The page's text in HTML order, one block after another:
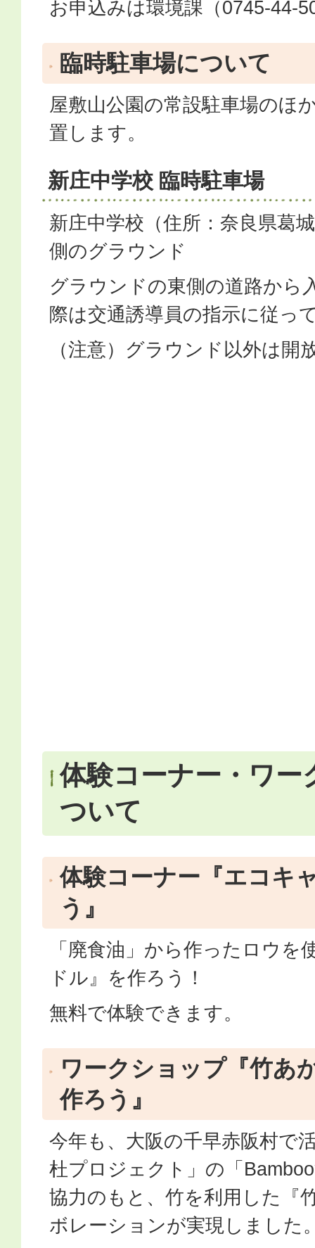
お申込みは環境課（0745-44-
臨時駐車場について
屋敷山公園の常設駐車場のほ
置します。
新庄中学校 臨時駐車場
新庄中学校（住所：奈良県葛
側のグラウンド
グラウンドの東側の道路から
際は交通誘導員の指示に従っ
（注意）グラウンド以外は開
体験コーナー・ワー
ついて
体験コーナー『エコキ
う』
「廃食油」から作ったロウを
ドル』を作ろう！
無料で体験できます。
ワークショップ『竹あ
作ろう』
今年も、大阪の千早赤阪村で
杜プロジェクト」の「
協力のもと、竹を利用した『
ボレーションが実現しました